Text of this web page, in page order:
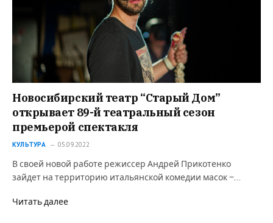
Новосибирский театр “Старый Дом”
открывает 89-й театральный сезон
премьерой спектакля
КУЛЬТУРА 05.09.2022
В своей новой работе режиссер Андрей Прикотенко
зайдет на территорию итальянской комедии масок ‒…
Читать далее